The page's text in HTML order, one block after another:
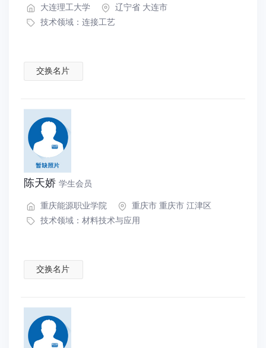
大连理工大学
辽宁省 大连市
技术领域： 连接工艺
交换名片
陈天娇 学生会员
重庆能源职业学院
重庆市 重庆市 江津区
技术领域： 材料技术与应用
交换名片